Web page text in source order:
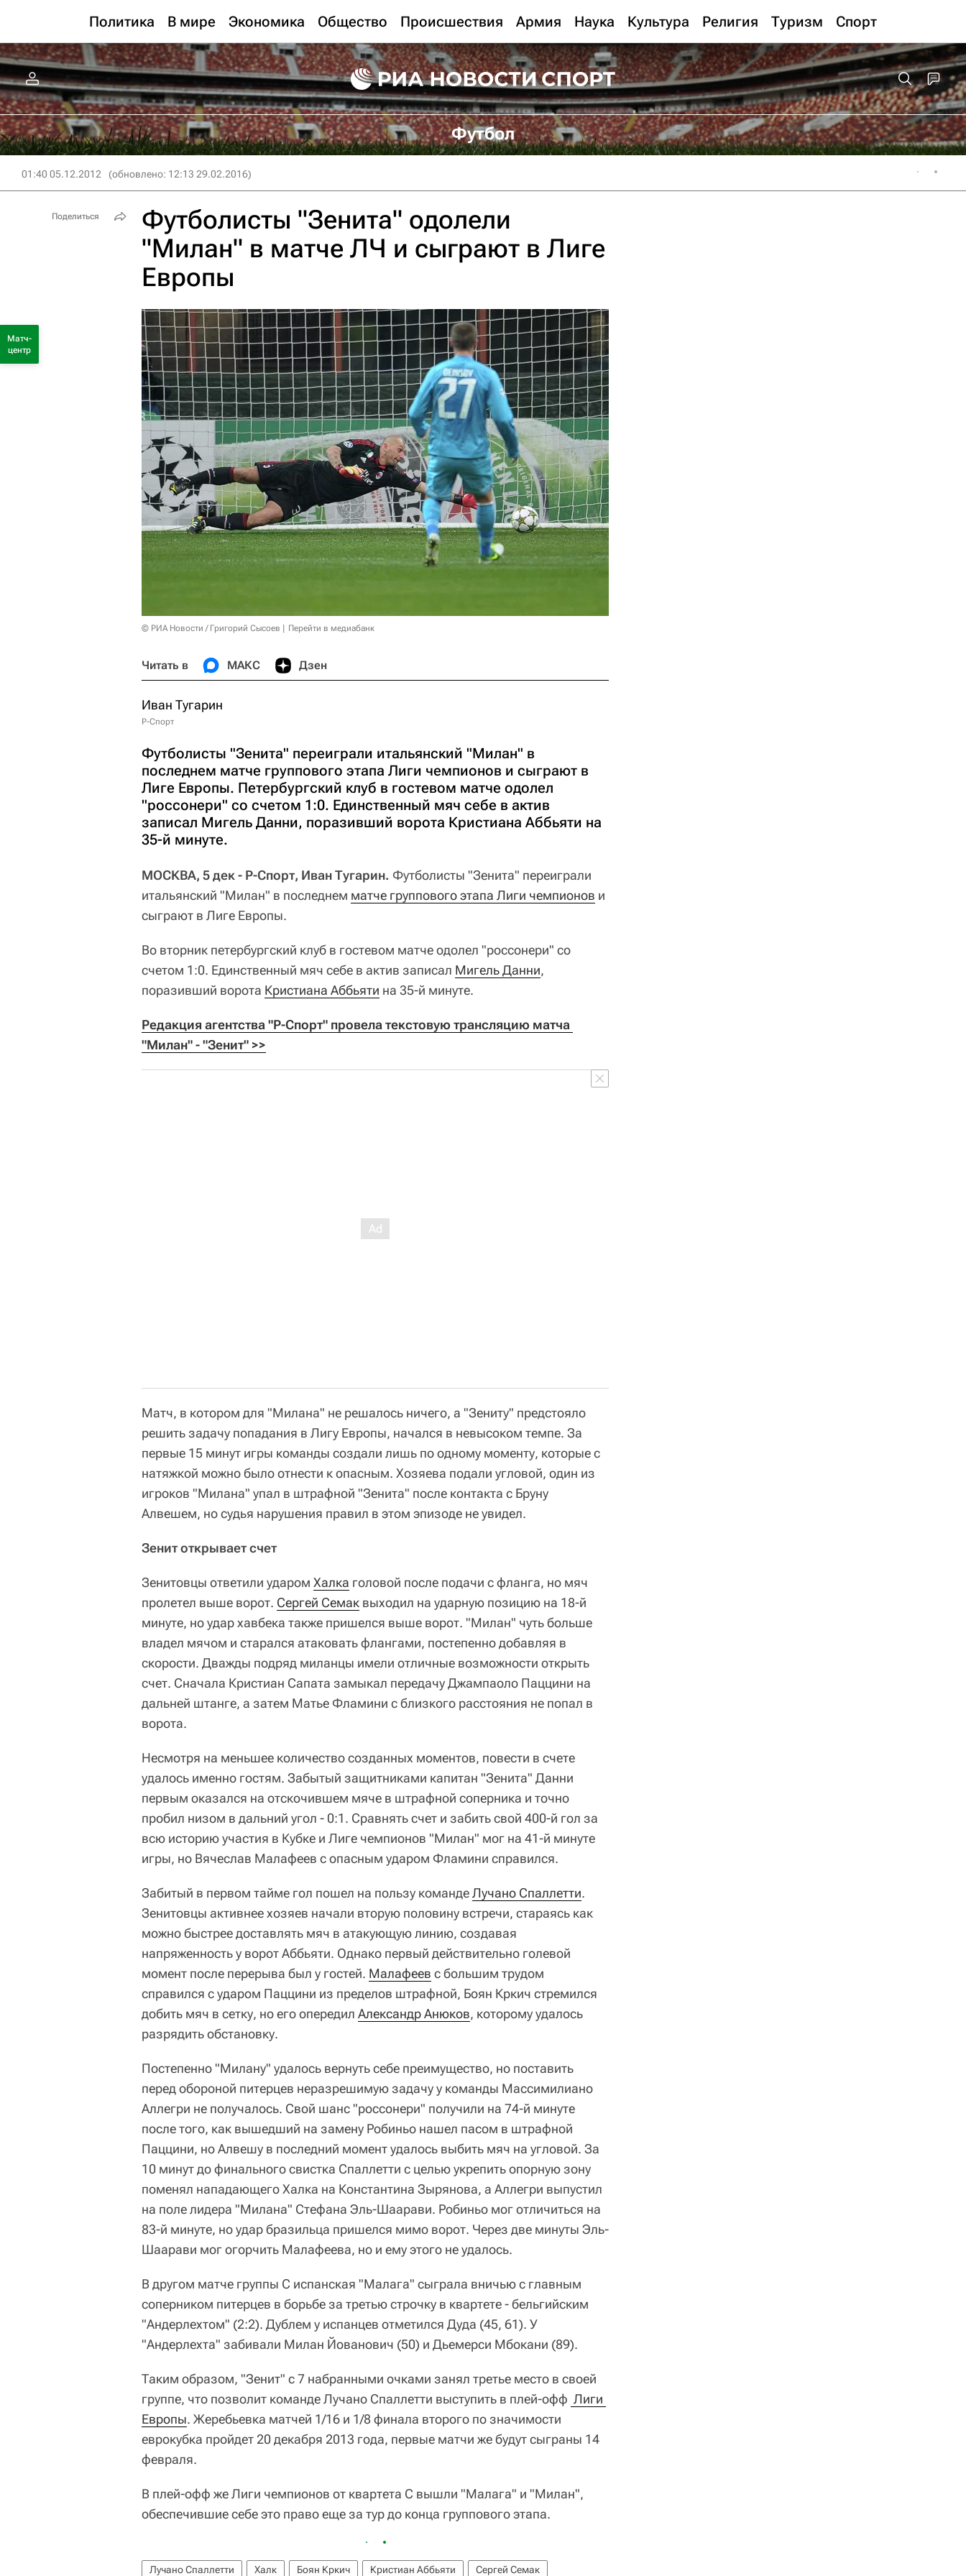
Политика В мире Экономика Общество Происшествия Армия Наука Культура Религия Туризм Спорт
Футбол
01:40 05.12.2012 (обновлено: 12:13 29.02.2016)
Футболисты "Зенита" одолели
"Милан" в матче ЛЧ и сыграют в Лиге
Европы
© РИА Новости / Григорий Сысоев Перейти в медиабанк
Читать в МАКС Дзен
Иван Тугарин
Р-Спорт
Футболисты "Зенита" переиграли итальянский "Милан" в
последнем матче группового этапа Лиги чемпионов и сыграют в
Лиге Европы. Петербургский клуб в гостевом матче одолел
"россонери" со счетом 1:0. Единственный мяч себе в актив
записал Мигель Данни, поразивший ворота Кристиана Аббьяти на
35-й минуте.
МОСКВА, 5 дек - Р-Спорт, Иван Тугарин. Футболисты "Зенита" переиграли
итальянский "Милан" в последнем матче группового этапа Лиги чемпионов и
сыграют в Лиге Европы.
Во вторник петербургский клуб в гостевом матче одолел "россонери" со
счетом 1:0. Единственный мяч себе в актив записал Мигель Данни,
поразивший ворота Кристиана Аббьяти на 35-й минуте.
Редакция агентства "Р-Спорт" провела текстовую трансляцию матча
"Милан" - "Зенит" >>
Матч, в котором для "Милана" не решалось ничего, а "Зениту" предстояло
решить задачу попадания в Лигу Европы, начался в невысоком темпе. За
первые 15 минут игры команды создали лишь по одному моменту, которые с
натяжкой можно было отнести к опасным. Хозяева подали угловой, один из
игроков "Милана" упал в штрафной "Зенита" после контакта с Бруну
Алвешем, но судья нарушения правил в этом эпизоде не увидел.
Зенит открывает счет
Зенитовцы ответили ударом Халка головой после подачи с фланга, но мяч
пролетел выше ворот. Сергей Семак выходил на ударную позицию на 18-й
минуте, но удар хавбека также пришелся выше ворот. "Милан" чуть больше
владел мячом и старался атаковать флангами, постепенно добавляя в
скорости. Дважды подряд миланцы имели отличные возможности открыть
счет. Сначала Кристиан Сапата замыкал передачу Джампаоло Паццини на
дальней штанге, а затем Матье Фламини с близкого расстояния не попал в
ворота.
Несмотря на меньшее количество созданных моментов, повести в счете
удалось именно гостям. Забытый защитниками капитан "Зенита" Данни
первым оказался на отскочившем мяче в штрафной соперника и точно
пробил низом в дальний угол - 0:1. Сравнять счет и забить свой 400-й гол за
всю историю участия в Кубке и Лиге чемпионов "Милан" мог на 41-й минуте
игры, но Вячеслав Малафеев с опасным ударом Фламини справился.
Забитый в первом тайме гол пошел на пользу командеЛучано Спаллетти.
Зенитовцы активнее хозяев начали вторую половину встречи, стараясь как
можно быстрее доставлять мяч в атакующую линию, создавая
напряженность у ворот Аббьяти. Однако первый действительно голевой
момент после перерыва был у гостей. Малафеев с большим трудом
справился с ударом Паццини из пределов штрафной, Боян Кркич стремился
добить мяч в сетку, но его опередил Александр Анюков, которому удалось
разрядить обстановку.
Постепенно "Милану" удалось вернуть себе преимущество, но поставить
перед обороной питерцев неразрешимую задачу у команды Массимилиано
Аллегри не получалось. Свой шанс "россонери" получили на 74-й минуте
после того, как вышедший на замену Робиньо нашел пасом в штрафной
Паццини, но Алвешу в последний момент удалось выбить мяч на угловой. За
10 минут до финального свистка Спаллетти с целью укрепить опорную зону
поменял нападающего Халка на Константина Зырянова, а Аллегри выпустил
на поле лидера "Милана" Стефана Эль-Шаарави. Робиньо мог отличиться на
83-й минуте, но удар бразильца пришелся мимо ворот. Через две минуты Эль-
Шаарави мог огорчить Малафеева, но и ему этого не удалось.
В другом матче группы С испанская "Малага" сыграла вничью с главным
соперником питерцев в борьбе за третью строчку в квартете - бельгийским
"Андерлехтом" (2:2). Дублем у испанцев отметился Дуда (45, 61). У
"Андерлехта" забивали Милан Йованович (50) и Дьемерси Мбокани (89).
Таким образом, "Зенит" с 7 набранными очками занял третье место в своей
группе, что позволит команде Лучано Спаллетти выступить в плей-офф Лиги
Европы. Жеребьевка матчей 1/16 и 1/8 финала второго по значимости
еврокубка пройдет 20 декабря 2013 года, первые матчи же будут сыграны 14
февраля.
В плей-офф же Лиги чемпионов от квартета С вышли "Малага" и "Милан",
обеспечившие себе это право еще за тур до конца группового этапа.
Лучано Спаллетти Халк Боян Кркич Кристиан Аббьяти Сергей Семак
Поделиться
Матч-
центр